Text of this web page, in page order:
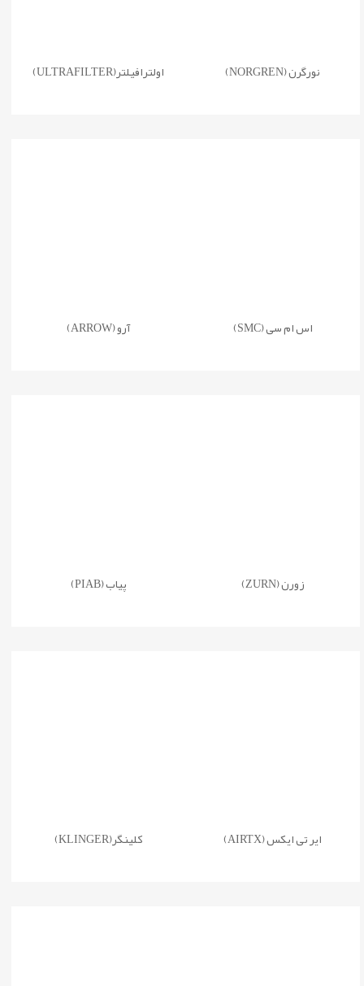
نورگرن (NORGREN) اولترافیلتر(ULTRAFILTER)
اس ام سی (SMC) آرو (ARROW)
زورن (ZURN) پیاب (PIAB)
ایر تی ایکس (AIRTX) کلینگر(KLINGER)